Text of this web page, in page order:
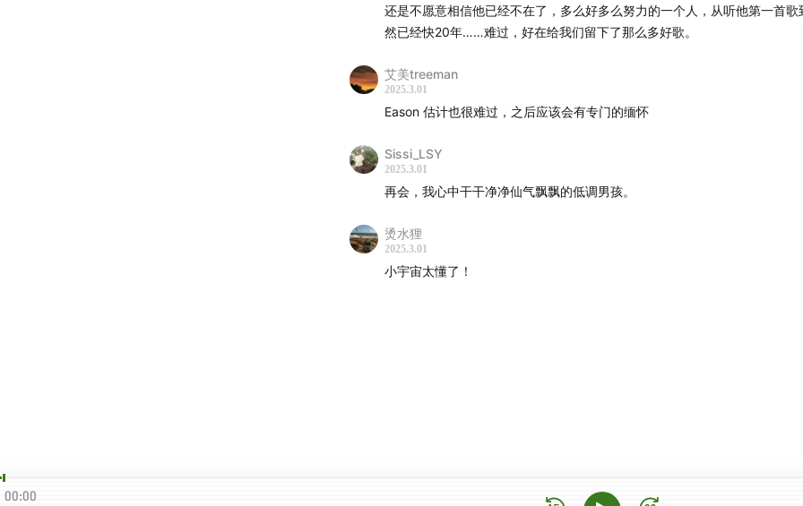
张艾嘉 许鞍华 莫文蔚 任贤齐 陈奂仁 吕方 钟汉良 蔡依林
苏运莹
赵传 潘越云 黄韵玲
还是不愿意相信他已经不在了，多么好多么努力的一个人，从听他第一首歌
然已经快20年……难过，好在给我们留下了那么多好歌。
艾美treeman
2025.3.01
Eason 估计也很难过，之后应该会有专门的缅怀
Sissi_LSY
2025.3.01
再会，我心中干干净净仙气飘飘的低调男孩。
烫水狸
2025.3.01
小宇宙太懂了！
00:00